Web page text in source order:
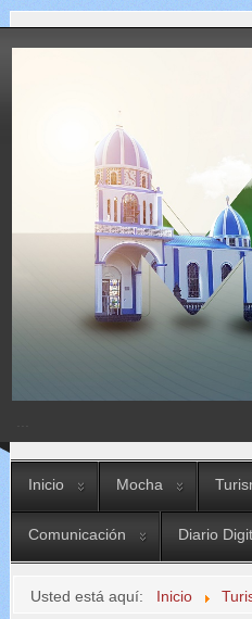
Inicio Mocha
Comunicación Diario
Usted está aquí: Inicio